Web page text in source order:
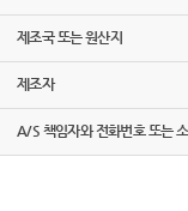
제조국 또는 원산지
제조자
A/S 책임자와 전화번호 또는